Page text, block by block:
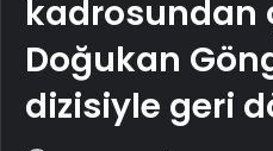
kadrosundan
Doğukan
dizisiyle geri